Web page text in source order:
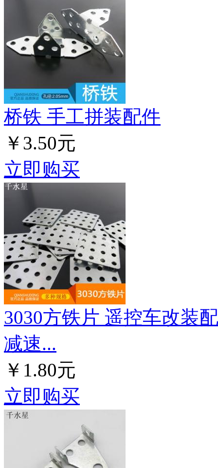
桥铁 手工拼装配件
￥3.50元
立即购买
3030方铁片 遥控车改装
减速...
￥1.80元
立即购买